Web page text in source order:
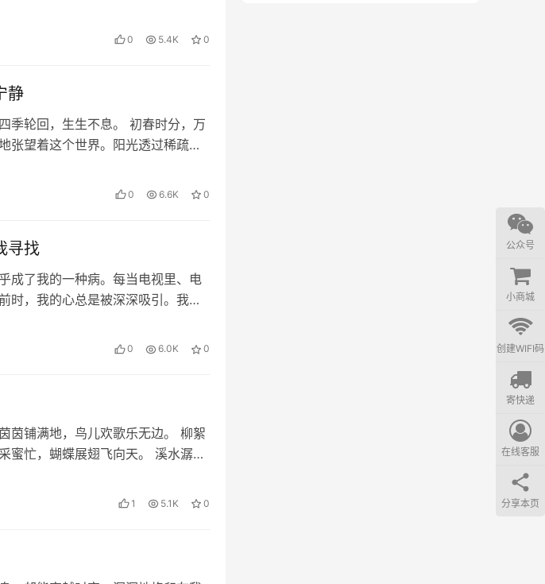
0 5.4K 0
静
季轮回，生生不息。 初春时分，万
张望着这个世界。阳光透过稀疏的
0 6.6K 0
寻找
成了我的一种病。每当电视里、电
时，我的心总是被深深吸引。我喜
0 6.0K 0
茵铺满地，鸟儿欢歌乐无边。 柳絮
蜜忙，蝴蝶展翅飞向天。 溪水潺潺
1 5.1K 0
公众号
小商城
创建WIFI码
寄快递
在线客服
分享本页